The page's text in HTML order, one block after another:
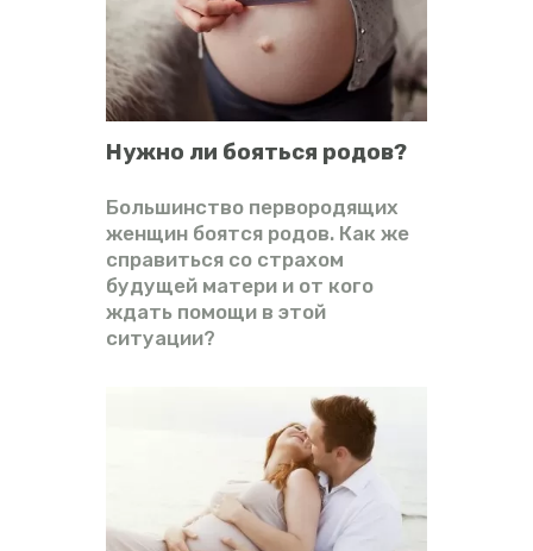
Нужно ли бояться родов?
Большинство первородящих
женщин боятся родов. Как же
справиться со страхом
будущей матери и от кого
ждать помощи в этой
ситуации?